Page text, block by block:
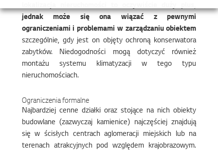
jednak może się ona wiązać z pewnymi
ograniczeniami i problemami w zarządzaniu obiektem
szczególnie, gdy jest on objęty ochroną konserwatora
zabytków. Niedogodności mogą dotyczyć również
montażu systemu klimatyzacji w tego typu
nieruchomościach.
Ograniczenia formalne
Najbardziej cenne działki oraz stojące na nich obiekty
budowlane (zazwyczaj kamienice) najczęściej znajdują
się w ścisłych centrach aglomeracji miejskich lub na
terenach atrakcyjnych pod względem krajobrazowym.